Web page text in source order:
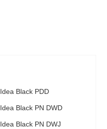
Idea Black PDD
Idea Black PN DWD
Idea Black PN DWJ